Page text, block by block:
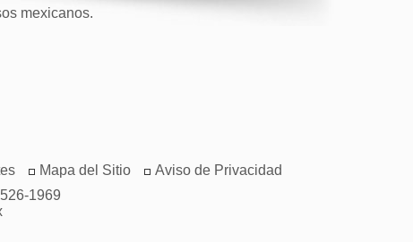
mexicanos.
Mapa del Sitio
Aviso de Privacidad
1969